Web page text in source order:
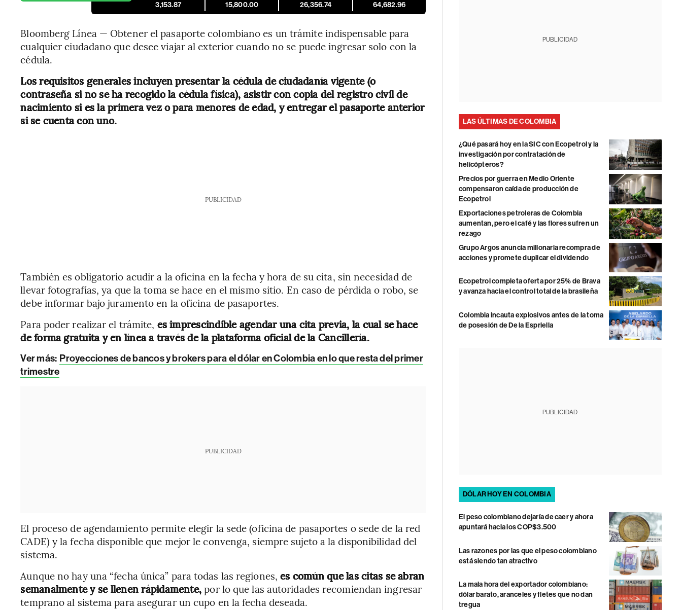
3,153.87 15,800.00 26,356.74 64,682.96
Bloomberg Línea — Obtener el pasaporte colombiano es un trámite indispensable para
cualquier ciudadano que desee viajar al exterior cuando no se puede ingresar solo con la
cédula.
Los requisitos generales incluyen presentar la cédula de ciudadanía vigente (o
contraseña si no se ha recogido la cédula física), asistir con copia del registro civil de
nacimiento si es la primera vez o para menores de edad, y entregar el pasaporte anterior
si se cuenta con uno.
PUBLICIDAD
También es obligatorio acudir a la oficina en la fecha y hora de su cita, sin necesidad de
llevar fotografías, ya que la toma se hace en el mismo sitio. En caso de pérdida o robo, se
debe informar bajo juramento en la oficina de pasaportes.
Para poder realizar el trámite, es imprescindible agendar una cita previa, la cual se hace
de forma gratuita y en línea a través de la plataforma oficial de la Cancillería.
Ver más: Proyecciones de bancos y brokers para el dólar en Colombia en lo que resta del primer
trimestre
PUBLICIDAD
El proceso de agendamiento permite elegir la sede (oficina de pasaportes o sede de la red
CADE) y la fecha disponible que mejor le convenga, siempre sujeto a la disponibilidad del
sistema.
Aunque no hay una “fecha única” para todas las regiones,es común que las citas se abran
semanalmente y se llenen rápidamente,por lo que las autoridades recomiendan ingresar
temprano al sistema para asegurar un cupo en la fecha deseada.
PUBLICIDAD
LAS ÚLTIMAS DE COLOMBIA
¿Qué pasará hoy en la SIC con Ecopetrol y la
investigación por contratación de
helicópteros?
Precios por guerra en Medio Oriente
compensaron caída de producción de
Ecopetrol
Exportaciones petroleras de Colombia
aumentan, pero el café y las flores sufren un
rezago
Grupo Argos anuncia millonaria recompra de
acciones y promete duplicar el dividendo
Ecopetrol completa oferta por 25% de Brava
y avanza hacia el control total de la brasileña
Colombia incauta explosivos antes de la toma
de posesión de De la Espriella
PUBLICIDAD
DÓLAR HOY EN COLOMBIA
El peso colombiano dejaría de caer y ahora
apuntará hacia los COP$3.500
Las razones por las que el peso colombiano
está siendo tan atractivo
La mala hora del exportador colombiano:
dólar barato, aranceles y fletes que no dan
tregua